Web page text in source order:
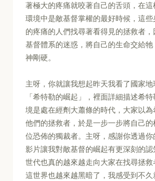
著極大的疼痛就咬著自己的舌頭，在
環境中是敵基督掌權的最好時候，這些
的疼痛的人們找尋著看得見的拯救者
基督體系的迷惑，將自己的生命交給
神剛硬。
主呀，你就讓我想起昨天我看了國家地
「希特勒的崛起」，裡面詳細描述希
境是處在經劑大蕭條的時代，大家以為
他們的拯救者，於是一步一步將自己的
位恐佈的獨裁者。主呀，感謝你透過你
影片讓我對敵基督的崛起有更深刻的認
世代也真的越來越走向大家在找尋拯救
這世界也越來越黑暗了，我感受到不